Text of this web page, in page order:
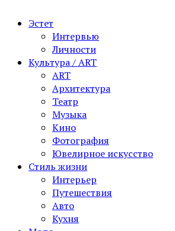
Эстет
Интервью
Личности
Культура / ART
ART
Архитектура
Театр
Музыка
Кино
Фотография
Ювелирное искусство
Стиль жизни
Интерьер
Путешествия
Авто
Кухня